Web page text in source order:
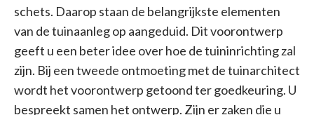
schets. Daarop staan de belangrijkste elementen
van de tuinaanleg op aangeduid. Dit voorontwerp
geeft u een beter idee over hoe de tuininrichting zal
zijn. Bij een tweede ontmoeting met de tuinarchitect
wordt het voorontwerp getoond ter goedkeuring. U
bespreekt samen het ontwerp. Zijn er zaken die u